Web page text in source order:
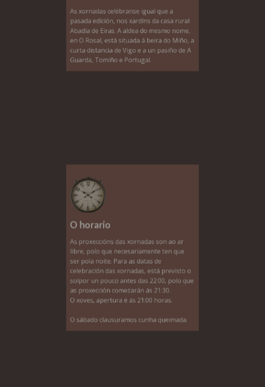
libre, polo que necesariamente ten que
ser pola noite. Para as datas de
celebración das xornadas, está previsto o
solpor un pouco antes das 22:00, polo que
as proxección comezarán ás 21:30.
O xoves, apertura é ás 21:00 horas.
O sábado clausuramos cunha queimada.